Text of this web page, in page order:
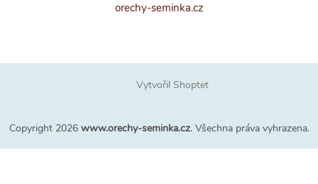
orechy-seminka.cz
Vytvořil Shoptet
Copyright 2026 www.orechy-seminka.cz. Všechna práva vyhrazena.